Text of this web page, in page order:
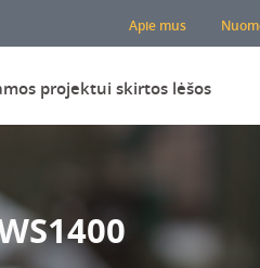
Apie mus
projektui skirtos lėšos